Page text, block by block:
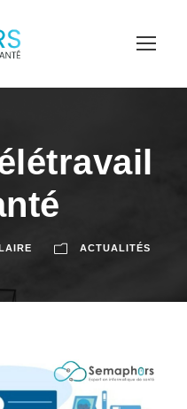
ACTUALITÉS